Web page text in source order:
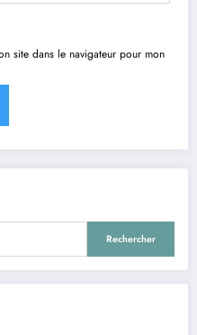
site dans le navigateur pour mon
Rechercher